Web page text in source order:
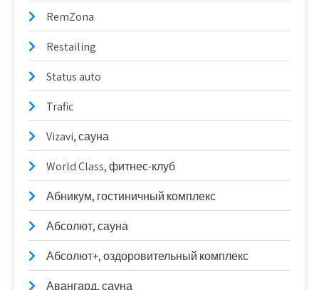
RemZona
Restailing
Status auto
Trafic
Vizavi, сауна
World Class, фитнес-клуб
Абникум, гостиничный комплекс
Абсолют, сауна
Абсолют+, оздоровительный комплекс
Авангард, сауна